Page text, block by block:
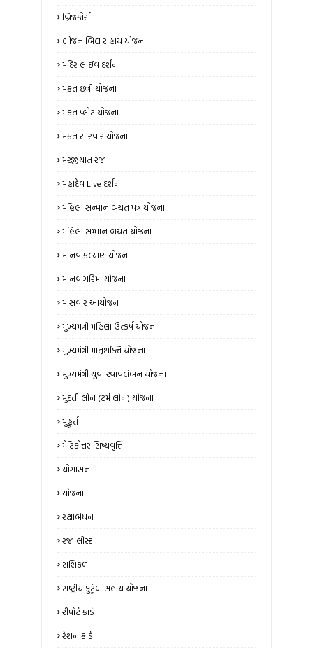
બ્રિજકોર્સ
ભોજન બિલ સહાય યોજના
મંદિર લાઈવ દર્શન
મફત છત્રી યોજના
મફત પ્લોટ યોજના
મફત સારવાર યોજના
મરજીયાત રજા
મહાદેવ Live દર્શન
મહિલા સન્માન બચત પત્ર યોજના
મહિલા સમ્માન બચત યોજના
માનવ કલ્યાણ યોજના
માનવ ગરિમા યોજના
માસવાર આયોજન
મુખ્યમંત્રી મહિલા ઉત્કર્ષ યોજના
મુખ્યમંત્રી માતૃશક્તિ યોજના
મુખ્યમંત્રી યુવા સ્વાવલંબન યોજના
મુદતી લોન (ટર્મ લોન) યોજના
મુહૂર્ત
મેટ્રિકોત્તર શિષ્યવૃત્તિ
યોગાસન
યોજના
રક્ષાબંધન
રજા લીસ્ટ
રાશિફળ
રાષ્ટ્રીય કુટૂંબ સહાય યોજના
રીપોર્ટ કાર્ડ
રેશન કાર્ડ